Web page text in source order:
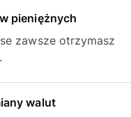
pieniężnych
zawsze otrzymasz
walut